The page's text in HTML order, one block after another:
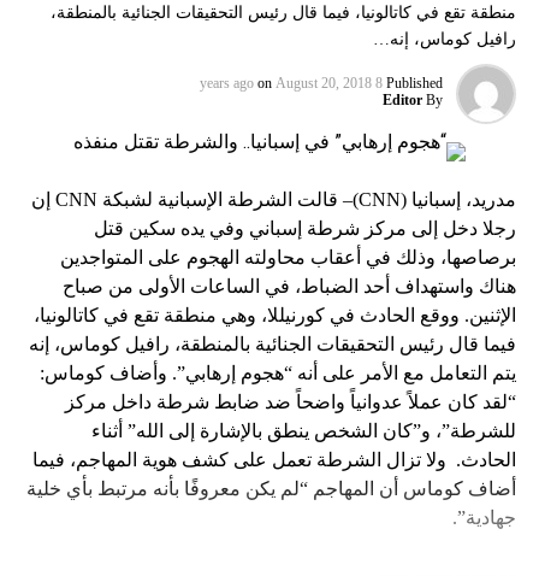
منطقة تقع في كاتالونيا، فيما قال رئيس التحقيقات الجنائية بالمنطقة،
رافيل كوماس، إنه…
Published
8 years ago
on August 20, 2018
By
Editor
مدريد، إسبانيا (CNN)– قالت الشرطة الإسبانية لشبكة CNN إن
رجلا دخل إلى مركز شرطة إسباني وفي يده سكين قتل
برصاصها، وذلك في أعقاب محاولته الهجوم على المتواجدين
هناك واستهداف أحد الضباط، في الساعات الأولى من صباح
الإثنين. ووقع الحادث في كورنيللا، وهي منطقة تقع في كاتالونيا،
فيما قال رئيس التحقيقات الجنائية بالمنطقة، رافيل كوماس، إنه
يتم التعامل مع الأمر على أنه “هجوم إرهابي”. وأضاف كوماس:
“لقد كان عملاً عدوانياً واضحاً ضد ضابط شرطة داخل مركز
للشرطة”، و”كان الشخص ينطق بالإشارة إلى الله” أثناء
الحادث. ولا تزال الشرطة تعمل على كشف هوية المهاجم، فيما
أضاف كوماس أن المهاجم “لم يكن معروفًا بأنه مرتبط بأي خلية
جهادية”.